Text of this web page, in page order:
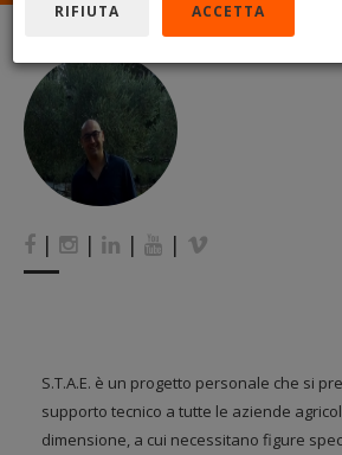
| | | |
S.T.A.E. è un progetto personale che si
supporto tecnico a tutte le aziende
dimensione, a cui necessitano figure
RIFIUTA ACCETTA